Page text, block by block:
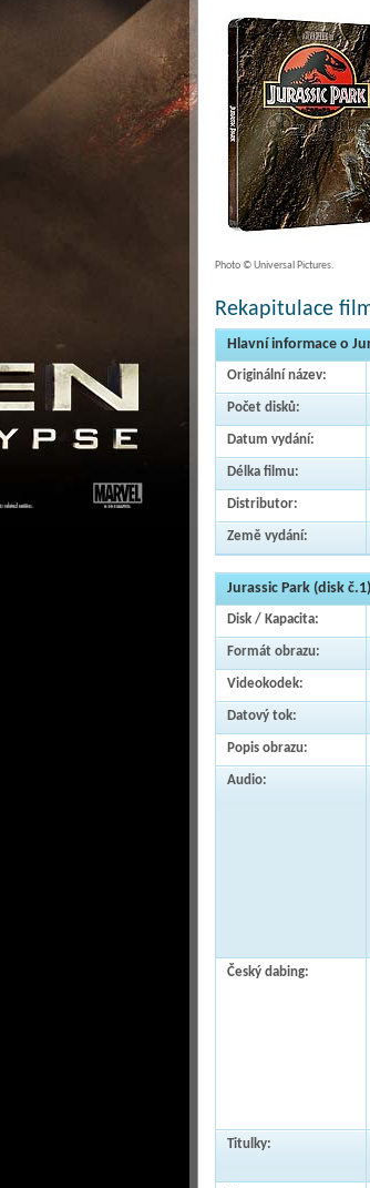
Photo © Universal Pictures.
Rekapitulace
Hlavní informace o
Originální název:
Počet disků:
Datum vydání:
Délka filmu:
Distributor:
Země vydání:
Jurassic Park (disk č.1)
Disk / Kapacita:
Formát obrazu:
Videokodek:
Datový tok:
Popis obrazu:
Audio:
Český dabing:
Titulky: